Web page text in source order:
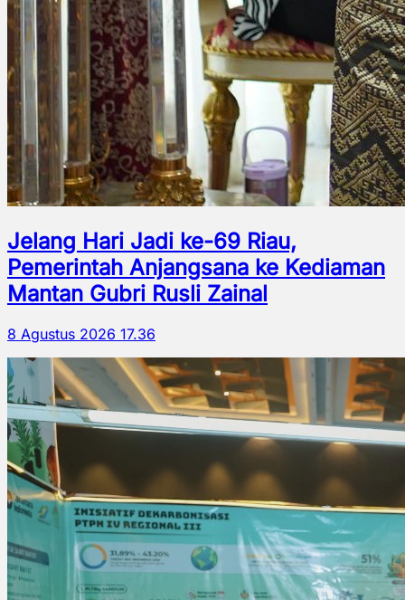
Jelang Hari Jadi ke-69 Riau,
Pemerintah Anjangsana ke Kediaman
Mantan Gubri Rusli Zainal
8 Agustus 2026 17.36